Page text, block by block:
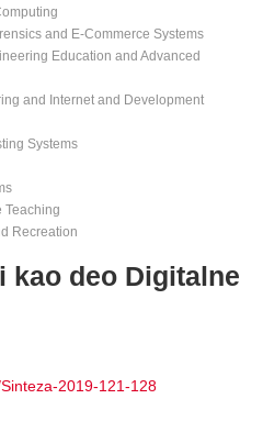
and E-Commerce Systems
Education and Advanced
and Internet and Development
Systems
Teaching
Recreation
kao deo Digitalne
2019-121-128